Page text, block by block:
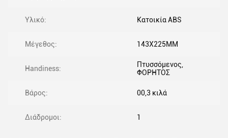
Υλικό: Κατοικία ABS
Μέγεθος: 143X225MM
Handiness:
Πτυσσόμενος,
ΦΟΡΗΤΟΣ
Βάρος: 00,3 κιλά
Διάδρομοι: 1